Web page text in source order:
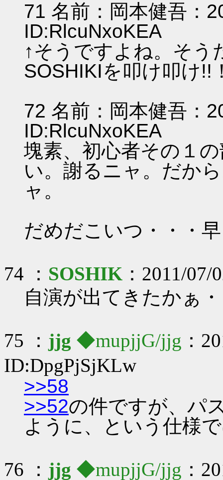
71 名前：岡本健吾：
ID:RlcuNxoKEA
↑そうですよね。そう
SOSHIKIを叩け叩け!!
72 名前：岡本健吾：
ID:RlcuNxoKEA
塊素、初心者その１
い。謝るニャ。だか
ャ。
だめだこいつ・・・
74 ： SOSHIK ：2011/
自演が出てきたかぁ
75 ： jjg ◆mupjjG/jjg ：
ID:DpgPjSjKLw
>>58
>>52の件ですが、パ
ように、という仕様
76 ： jjg ◆mupjjG/jjg ：